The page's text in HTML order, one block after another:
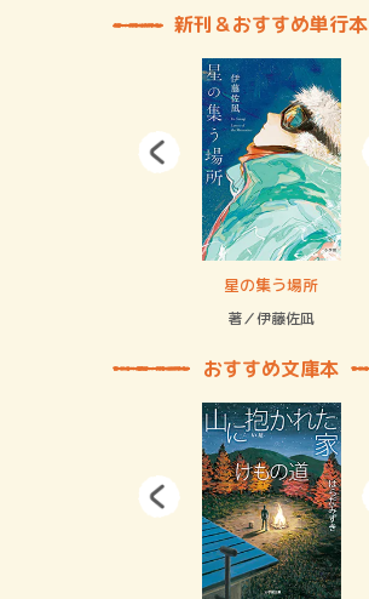
新刊＆おすすめ単行本
星の集う場所
著／伊藤佐凪
おすすめ文庫本